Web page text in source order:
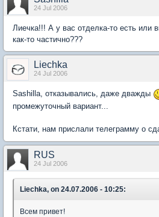
24 Jul 2006
Лиечка!!! А у вас отделка-то есть или
как-то частично???
Liechka
24 Jul 2006
Sashilla, отказывались, даже дважды
промежуточный вариант...
Кстати, нам прислали телеграмму о
RUS
24 Jul 2006
Liechka, on 24.07.2006 - 10:25:
Всем привет!